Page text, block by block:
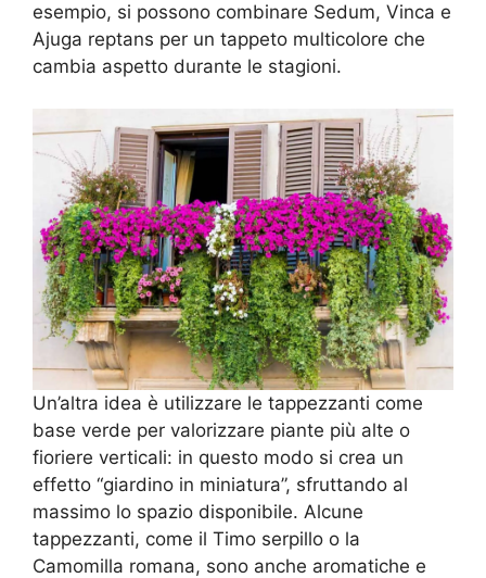
esempio, si possono combinare Sedum, Vinca e
Ajuga reptans per un tappeto multicolore che
cambia aspetto durante le stagioni.
Un’altra idea è utilizzare le tappezzanti come
base verde per valorizzare piante più alte o
fioriere verticali: in questo modo si crea un
effetto “giardino in miniatura”, sfruttando al
massimo lo spazio disponibile. Alcune
tappezzanti, come il Timo serpillo o la
Camomilla romana, sono anche aromatiche e